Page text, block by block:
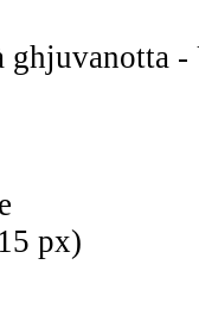
ghjuvanotta
px)